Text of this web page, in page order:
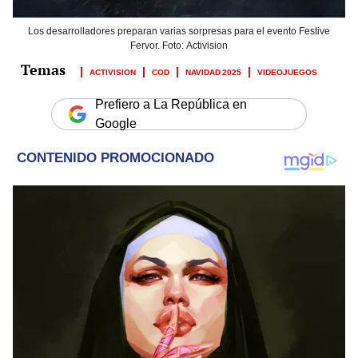
Los desarrolladores preparan varias sorpresas para el evento Festive
Fervor. Foto: Activision
ACTIVISION COD NAVIDAD 2025 VIDEOJUEGOS
Prefiero a La República en
Google